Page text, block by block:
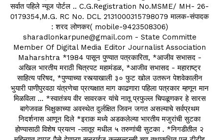
सर्वात पहिले न्यूज पोर्टल .. C.G.Registration No.MSME/ MH- 26-
0179354,M.G. RC No. DCL 2131000315798079 मालक-संपादक
: शरद लोणकर( mobile-9423508306)
sharadlonkarpune@gmail.com - State Committe
Member Of Digital Media Editor Journalist Association
Maharshtra *1984 पासून पुण्यात पत्रकारिता, *आजीव सभासद -
अखिल भारतीय मराठी चित्रपट महामंडळ, *आजीव सभासद - महाराष्ट्र
साहित्य परिषद, *पुण्याच्या रस्त्याखाली ३० फुट खोल उतरून पेशवेकालीन
भुयारी पाणीपुरवठा यंत्रणेचा प्रत्यक्षात माग काढणारा पहिला पत्रकार म्हणून मान
मिळविला ... *स्वातंत्र्य वीर सावरकर यांचे नातू प्रफुल्ल चिपळूणकर हे सारस
बागेजवळ भिक्षुकाच्या अवस्थेत दुर्लक्षित जिवन जगत असल्याचे सर्वप्रथम
निदर्शनास आणून दिले *इराक मध्ये अडकलेल्या भारतीय मजुरांची सुटका
होण्यासाठी विशेष प्रयत्न -लातूर मधील ५ तरुणांची सुटका . *निगडीतील २